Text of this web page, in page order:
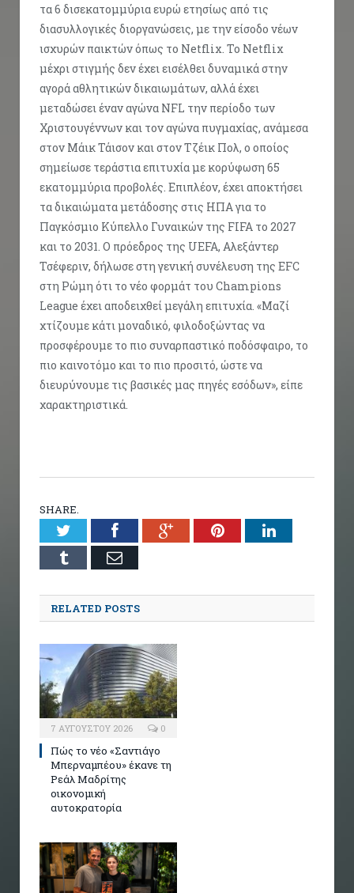
τα 6 δισεκατομμύρια ευρώ ετησίως από τις
διασυλλογικές διοργανώσεις, με την είσοδο νέων
ισχυρών παικτών όπως το Netflix. Το Netflix
μέχρι στιγμής δεν έχει εισέλθει δυναμικά στην
αγορά αθλητικών δικαιωμάτων, αλλά έχει
μεταδώσει έναν αγώνα NFL την περίοδο των
Χριστουγέννων και τον αγώνα πυγμαχίας, ανάμεσα
στον Μάικ Τάισον και στον Τζέικ Πολ, ο οποίος
σημείωσε τεράστια επιτυχία με κορύφωση 65
εκατομμύρια προβολές. Επιπλέον, έχει αποκτήσει
τα δικαιώματα μετάδοσης στις ΗΠΑ για το
Παγκόσμιο Κύπελλο Γυναικών της FIFA το 2027
και το 2031. Ο πρόεδρος της UEFA, Αλεξάντερ
Τσέφεριν, δήλωσε στη γενική συνέλευση της EFC
στη Ρώμη ότι το νέο φορμάτ του Champions
League έχει αποδειχθεί μεγάλη επιτυχία. «Μαζί
χτίζουμε κάτι μοναδικό, φιλοδοξώντας να
προσφέρουμε το πιο συναρπαστικό ποδόσφαιρο, το
πιο καινοτόμο και το πιο προσιτό, ώστε να
διευρύνουμε τις βασικές μας πηγές εσόδων», είπε
χαρακτηριστικά.
SHARE.
TwitterFacebookGoogle+PinterestLinkedIn
Tumblr Email
RELATED POSTS
7 ΑΥΓΟΎΣΤΟΥ 2026 0
Πώς το νέο «Σαντιάγο
Μπερναμπέου» έκανε τη
Ρεάλ Μαδρίτης
οικονομική
αυτοκρατορία